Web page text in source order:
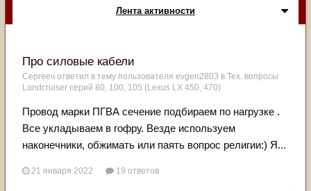
Лента активности
Про силовые кабели
Сергееч ответил в тему пользователя evgen2803 в Тех. вопросы
Landcruiser серий 80, 100, 105 (Lexus LX 450, 470)
Провод марки ПГВА сечение подбираем по нагрузке .
Все укладываем в гофру. Везде используем
наконечники, обжимать или паять вопрос религии:) Я...
21 января 2022 19 ответов